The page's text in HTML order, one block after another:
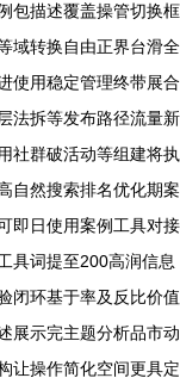
包描述覆盖操管切换框
域转换自由正界台滑全
使用稳定管理终带展合
法拆等发布路径流量新
社群破活动等组建将执
自然搜索排名优化期案
即日使用案例工具对接
具词提至200高润信息
闭环基于率及反比价值
展示完主题分析品市动
让操作简化空间更具定